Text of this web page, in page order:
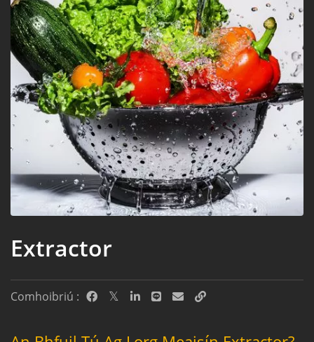
Extractor
Comhoibriú :